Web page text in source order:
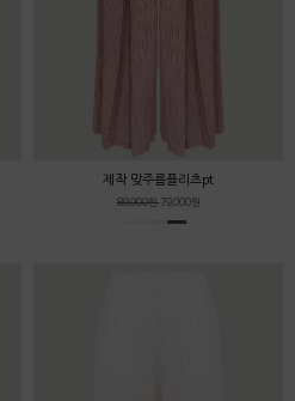
제작 맞주름플리츠pt
89,000원79,000원